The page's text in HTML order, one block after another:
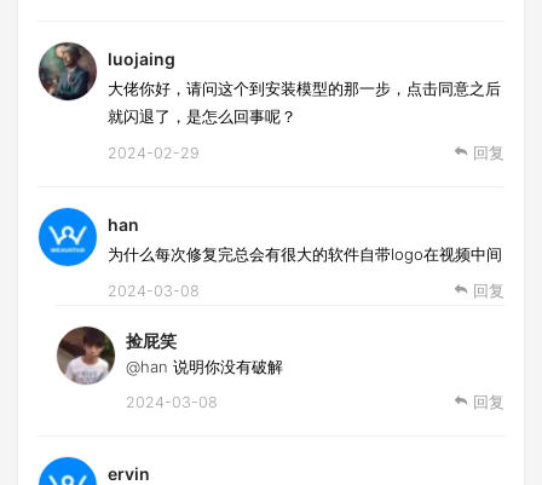
luojaing
大佬你好，请问这个到安装模型的那一步，点击同意之后
就闪退了，是怎么回事呢？
2024-02-29 回复
han
为什么每次修复完总会有很大的软件自带logo在视频中间
2024-03-08 回复
捡屁笑
@han 说明你没有破解
2024-03-08 回复
ervin